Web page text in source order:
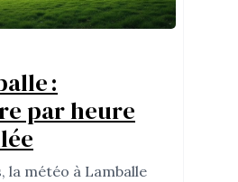
:
par heure
la météo à Lamballe